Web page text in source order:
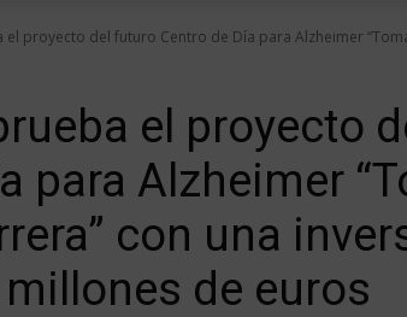
proyecto del futuro Centro de Día para Alzheimer
el proyecto
para Alzheimer
con una
de euros